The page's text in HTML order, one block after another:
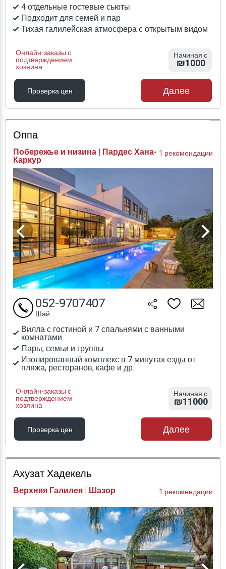
4 отдельные гостевые сьюты
Подходит для семей и пар
Тихая галилейская атмосфера с открытым видом
Онлайн-заказы с
подтверждением
хозяина
Начиная с
₪1000
Проверка цен
Проверка цен
Далее
Оппа
Побережье и низина | Пардес Хана-
Каркур
1 рекомендации
Вилла с гостиной и 7 спальнями с ванными
комнатами
Пары, семьи и группы
Изолированный комплекс в 7 минутах езды от
пляжа, ресторанов, кафе и др.
Онлайн-заказы с
подтверждением
хозяина
052-9707407
Шай
Начиная с
₪11000
Проверка цен
Проверка цен
Далее
Ахузат Хадекель
Верхняя Галилея | Шазор 1 рекомендации